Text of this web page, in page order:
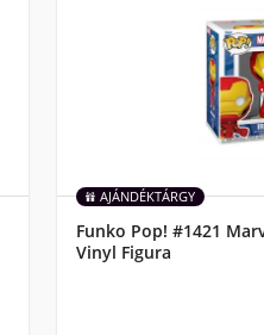
AJÁNDÉKTÁRGY
Funko Pop! #1421
Vinyl Figura